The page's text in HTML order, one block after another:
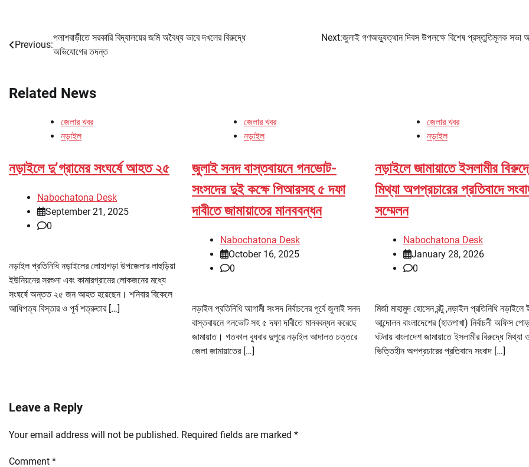
Post
Previous:
পলাশবাড়ীতে সরকারি বিদ্যালয়ের জমি অবৈধ্য ভাবে দখলের বিরুদ্ধে
অভিযোগের তদন্ত
Next:জুলাই গণঅভ্যুত্থান দিবস উপলক্ষে বিশেষ প্রস্তুতিমূলক সভা
Related News
জেলার খবর
নড়াইল
নড়াইলে দু’গ্রামের সংঘর্ষে আহত ২৫
Nabochatona Desk
September 21, 2025
0
নড়াইল প্রতিনিধি নড়াইলের লোহাগড়া উপজেলার লাহুড়িয়া
ইউনিয়নের সরশুনা এবং কামারগ্রামের লোকজনের মধ্যে
সংঘর্ষে অন্তত ২৫ জন আহত হয়েছেন। শনিবার বিকেলে
আধিপত্য বিস্তার ও পূর্ব শত্রুতার […]
জেলার খবর
নড়াইল
জুলাই সনদ বাস্তবায়নে গনভোট-
সংসদের দুই কক্ষে পিআরসহ ৫ দফা
দাবীতে জামায়াতের মানববন্ধন
Nabochatona Desk
October 16, 2025
0
নড়াইল প্রতিনিধি আগামী সংসদ নির্বাচনের পূর্বে জুলাই সনদ
বাস্তবায়নে গনভোট সহ ৫ দফা দাবীতে মানববন্ধন করেছে
জামায়াত। গতকাল বুধবার দুপুরে নড়াইল আদালত চত্তরে
জেলা জামায়াতের […]
জেলার খবর
নড়াইল
নড়াইলে জামায়াতে ইসলামীর
মিথ্যা অপপ্রচারের প্রতিবাদে
সম্মেলন
Nabochatona Desk
January 28, 2026
0
মির্জা মাহামুদ হোসেন রন্টু ,নড়াইল প্রতিনিধি নড়াইলে
আন্দোলন বাংলাদেশের (হাতপাখা) নির্বাচনী অফিস
ঘটনায় বাংলাদেশ জামায়াতে ইসলামীর বিরুদ্ধে মিথ্যা
ভিত্তিহীন অপপ্রচারের প্রতিবাদে সংবাদ […]
Leave a Reply
Your email address will not be published. Required fields are marked *
Comment *